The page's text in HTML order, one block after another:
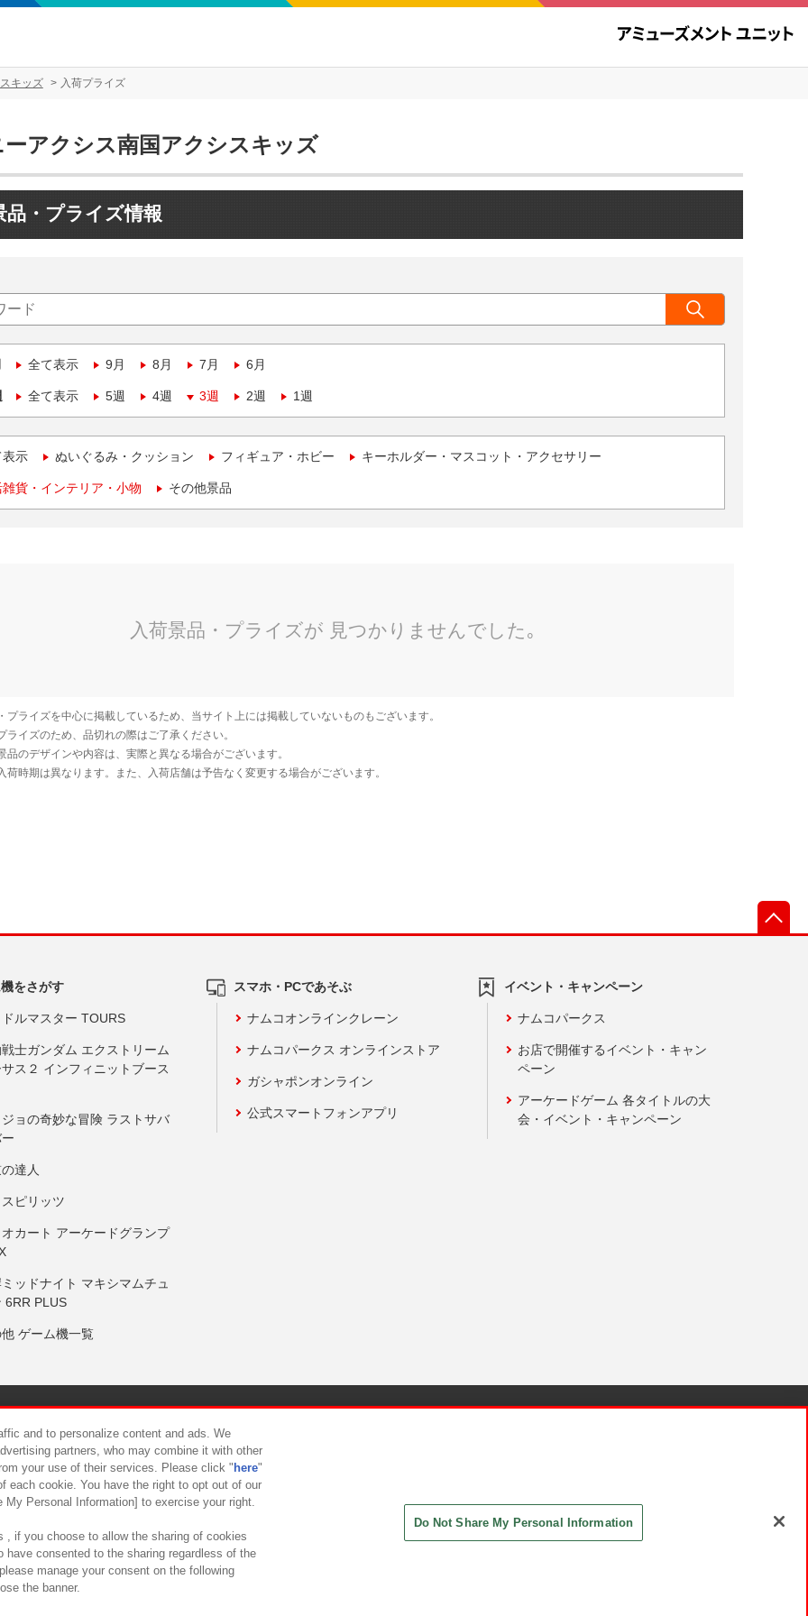
キッズ 入荷プライズ
ーアクシス南国アクシスキッズ
品・プライズ情報
全て表示 9月 8月 7月 6月
全て表示 5週 4週 3週 2週 1週
表示 ぬいぐるみ・クッション フィギュア・ホビー キーホルダー・マスコット・アクセサリー
貨・インテリア・小物 その他景品
をさがす
ルマスター TOURS
士ガンダム エクストリーム
ス２ インフィニットブース
ョの奇妙な冒険 ラストサバ
達人
ピリッツ
カート アーケードグランプ
ッドナイト マキシマムチュ
6RR PLUS
ゲーム機一覧
スマホ・PCであそぶ
ナムコオンラインクレーン
ナムコパークス オンラインストア
ガシャポンオンライン
公式スマートフォンアプリ
イベント・キャンペーン
ナムコパークス
お店で開催するイベント・キャン
ペーン
アーケードゲーム 各タイトルの大
会・イベント・キャンペーン
について カスタマーハラスメント対応方針
and to personalize content and ads. We
partners, who may combine it with other
your use of their services. Please click " here"
each cookie. You have the right to opt out of our
Personal Information] to exercise your right.
, if you choose to allow the sharing of cookies
have consented to the sharing regardless of the
manage your consent on the following
the banner.
Do Not Share My Personal Information